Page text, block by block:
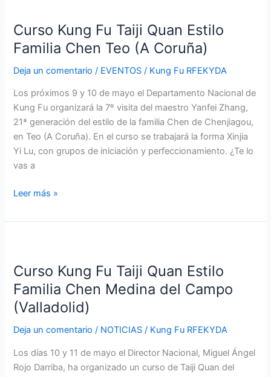
Curso Kung Fu Taiji Quan Estilo
Familia Chen Teo (A Coruña)
Deja un comentario / EVENTOS / Kung Fu RFEKYDA
Los próximos 9 y 10 de mayo el Departamento Nacional de
Kung Fu organizará la 7º visita del maestro Yanfei Zhang,
21ª generación del estilo de la familia Chen de Chenjiagou,
en Teo (A Coruña). En el curso se trabajará la forma Xinjia
Yi Lu, con grupos de iniciación y perfeccionamiento. ¿Te lo
vas a
Fu
Taiji
Estilo
Familia
Chen
Teo
Coruña)
Leer más »
Curso Kung Fu Taiji Quan Estilo
Familia Chen Medina del Campo
(Valladolid)
Deja un comentario / NOTICIAS / Kung Fu RFEKYDA
Los días 10 y 11 de mayo el Director Nacional, Miguel Ángel
Rojo Darriba, ha organizado un curso de Taiji Quan del
Fu
Taiji
Quan
Estilo
Familia
Medina
del